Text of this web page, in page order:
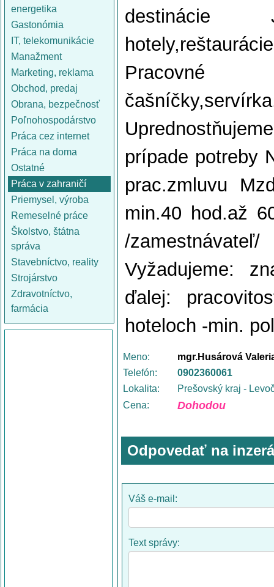
energetika
Gastonómia
IT, telekomunikácie
Manažment
Marketing, reklama
Obchod, predaj
Obrana, bezpečnosť
Poľnohospodárstvo
Práca cez internet
Práca na doma
Ostatné
Práca v zahraničí
Priemysel, výroba
Remeselné práce
Školstvo, štátna
správa
Stavebníctvo, reality
Strojárstvo
Zdravotníctvo,
farmácia
prípade potreby
prac.zmluvu
min.40 hod.až
/
Vyžadujeme:
ďalej:
hoteloch -min.
Meno:
mgr.Husárová
Telefón:
0902360061
Lokalita:
Prešovský kraj -
Cena:
Dohodou
Odpovedať na
Váš e-mail:
Text správy: